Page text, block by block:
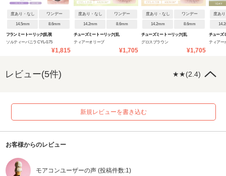
度あり・なし ワンデー
14.5mm 8.6mm
フランミー トーリック(乱視
ソルティーバニラ CYL-0.75
¥1,815
度あり・なし ワンデー
14.2mm 8.6mm
チューズミー トーリック(乱
ティアーオリーブ
¥1,705
度あり・なし ワンデー
14.2mm 8.6mm
チューズミー トーリック(乱
グロスブラウン
¥1,705
度あ
チューズ
ティアー
レビュー(5件) ★★(2.4)
新規レビューを書き込む
お客様からのレビュー
モアコンユーザーの声 (投稿件数:1)